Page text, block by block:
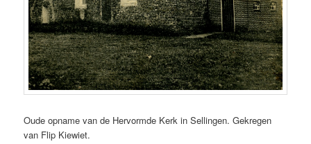
Oude opname van de Hervormde Kerk in Sellingen. Gekregen
van Flip Kiewiet.